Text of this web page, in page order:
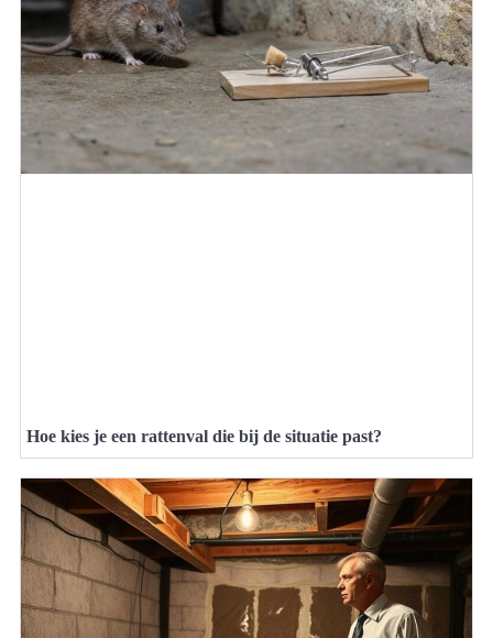
Hoe kies je een rattenval die bij de situatie past?